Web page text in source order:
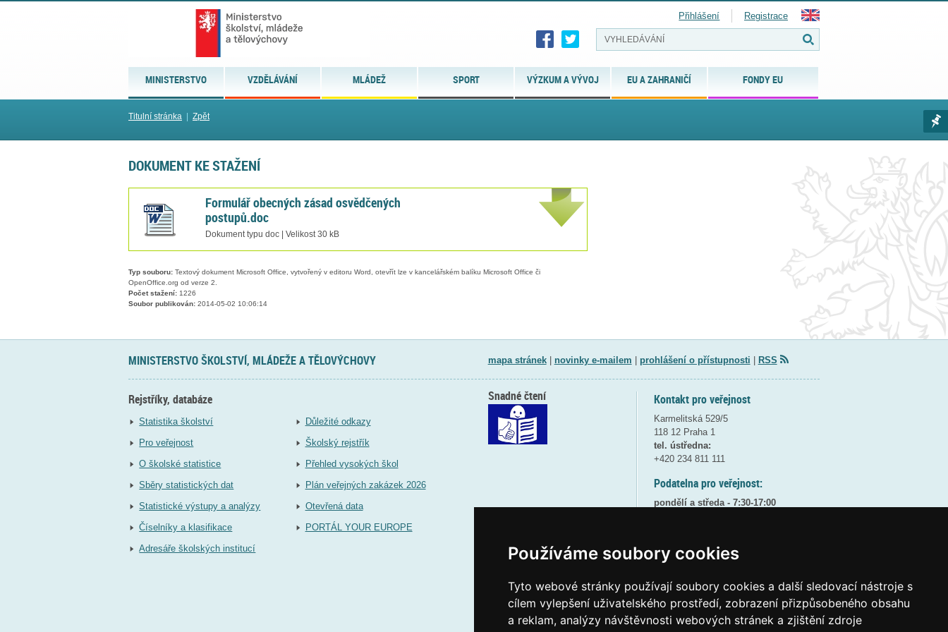
Používáme soubory cookies
Tyto webové stránky používají soubory cookies a další sledovací nástroje s
cílem vylepšení uživatelského prostředí, zobrazení přizpůsobeného obsahu
a reklam, analýzy návštěvnosti webových stránek a zjištění zdroje
MINISTERSTVO VZDĚLÁVÁNÍ MLÁDEŽ SPORT VÝZKUM A VÝVOJ EU A ZAHRANIČÍ FONDY EU
Přihlášení Registrace
Titulní stránka Zpět
DOKUMENT KE STAŽENÍ
Formulář obecných zásad osvědčených
postupů.doc
Dokument typu doc | Velikost 30 kB
Typ souboru: Textový dokument Microsoft Office, vytvořený v editoru Word, otevřít lze v kancelářském balíku Microsoft Office či
OpenOffice.org od verze 2.
Počet stažení: 1226
Soubor publikován: 2014-05-02 10:06:14
MINISTERSTVO ŠKOLSTVÍ, MLÁDEŽE A TĚLOVÝCHOVY mapa stránek| novinky e-mailem prohlášení o přístupnosti RSS
Rejstříky, databáze
Statistika školství
Pro veřejnost
O školské statistice
Sběry statistických dat
Statistické výstupy a analýzy
Číselníky a klasifikace
Adresáře školských institucí
Důležité odkazy
Školský rejstřík
Přehled vysokých škol
Plán veřejných zakázek 2026
Otevřená data
PORTÁL YOUR EUROPE
Kontakt pro veřejnost
Karmelitská 529/5
118 12 Praha 1
tel. ústředna:
+420 234 811 111
Podatelna pro veřejnost:
pondělí a středa - 7:30-17:00
8:30 - 9:30 - bezpečnostní přestávka
Elektronická podatelna:
posta@msmtgov cz
Snadné čtení